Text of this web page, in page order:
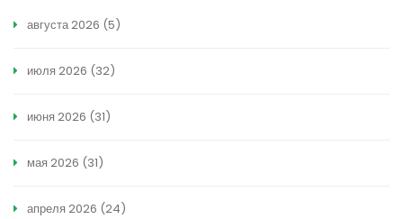
августа 2026 (5)
июля 2026 (32)
июня 2026 (31)
мая 2026 (31)
апреля 2026 (24)